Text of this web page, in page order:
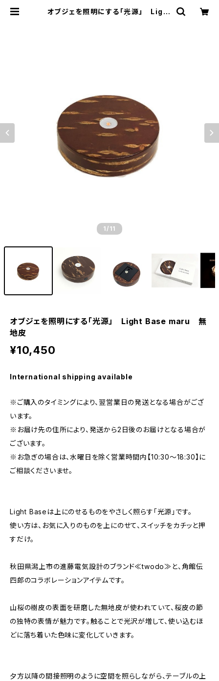
オブジェを照明にする「光源」 Light
1 /11
オブジェを照明にする「光源」 Light Base maru 無
地皮
¥10,450
International shipping available
※ご購入のタイミングにより、翌営業日の発送となる場合がござ
います。
※お届け先の住所により、発送から2日後のお届けとなる場合が
ございます。
※お急ぎの場合は、水曜日を除く営業時間内【10:30～18:30】に
ご相談くださいませ。
Light Baseは上にのせるものをやさしく照らす「光源」です。
使い方は、お気に入りのものを上にのせて、スイッチをカチッと押
すだけ。
秋田県潟上市の進藤電気設計のブランド≪twodo≫と、角館伝
四郎のコラボレーションアイテムです。
山桜の樹皮の表面を研磨した無地皮が使われていて、桜皮の節
の独特の表情が魅力です。触ることで光沢が増して、使い込むほ
どに落ち着いた色味に変化していきます。
夕方以降の間接照明のように空間を照らしながら、テーブルの上